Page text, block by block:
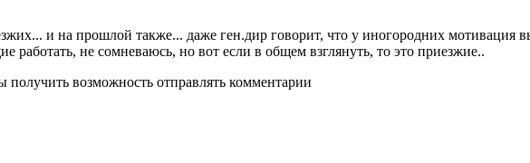
и на прошлой также... даже ген.дир говорит, что у иногородних мотивация
не сомневаюсь, но вот если в общем взглянуть, то это приезжие..
получить возможность отправлять комментарии